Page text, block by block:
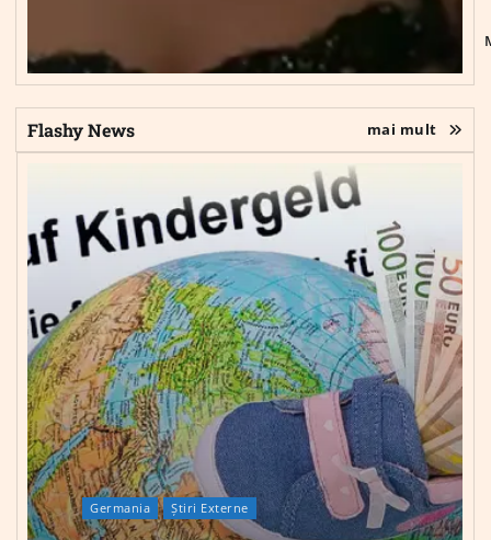
Flashy News mai mult
Germania Știri Externe